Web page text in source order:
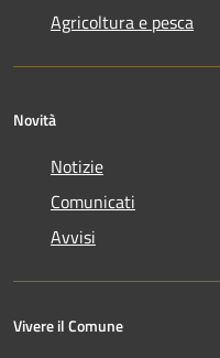
Agricoltura e pesca
Novità
Notizie
Comunicati
Avvisi
Vivere il Comune